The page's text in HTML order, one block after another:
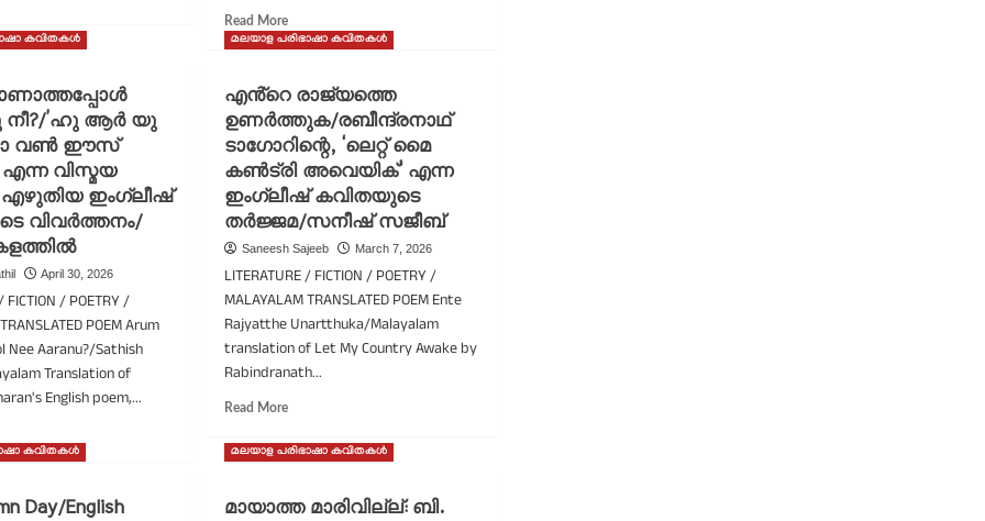
Read MoreRead
more
കടക്കാർ/
ചാറ്റ്ജിപിടിയുടെ
‘ദി
ഏൻഷ്യന്റ്
ഡെബ്റ്റേഴ്സ്’
എന്ന
ഇംഗ്ലീഷ്
കവിതയുടെ
തർജ്ജമ/
കളത്തിൽ
കവിതകൾ
’ഹു ആർ യു
വൺ ഈസ്
എന്ന വിസ്മയ
ഇംഗ്ലീഷ്
വിവർത്തനം/
April 30, 2026
FICTION / POETRY /
POEM Arum
Nee Aaranu?/Sathish
Translation of
English poem,...
മലയാള പരിഭാഷാ കവിതകൾ
എൻ്റെ രാജ്യത്തെ
ഉണർത്തുക/രബീന്ദ്രനാഥ്
ടാഗോറിന്റെ, ‘ലെറ്റ് മൈ
കൺട്രി അവെയിക്’ എന്ന
ഇംഗ്ലീഷ് കവിതയുടെ
തർജ്ജമ/സനീഷ് സജീബ്
Saneesh Sajeeb March 7, 2026
LITERATURE / FICTION / POETRY /
MALAYALAM TRANSLATED POEM Ente
Rajyatthe Unartthuka/Malayalam
translation of Let My Country Awake by
Rabindranath...
Read MoreRead
about
ഉണർത്തുക/
കവിതകൾ
Day/English
മലയാള പരിഭാഷാ കവിതകൾ
മായാത്ത മാരിവില്ല്: ബി.